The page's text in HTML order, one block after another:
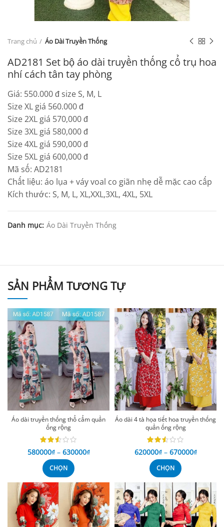
Trang chủ Áo Dài Truyền Thống
AD2181 Set bộ áo dài truyền thống cổ trụ hoa
nhí cách tân tay phòng
Giá: 550.000 đ size S, M, L
Size XL giá 560.000 đ
Size 2XL giá 570,000 đ
Size 3XL giá 580,000 đ
Size 4XL giá 590,000 đ
Size 5XL giá 600,000 đ
Mã số: AD2181
Chất liệu: áo lụa + váy voal co giãn nhẹ dễ mặc cao cấp
Kích thước: S, M, L, XL,XXL,3XL, 4XL, 5XL
Danh mục: Áo Dài Truyền Thống
SẢN PHẨM TƯƠNG TỰ
Áo dài truyền thống thổ cẩm quần
ống rộng
580000₫ – 630000₫
CHỌN
Áo dài 4 tà họa tiết hoa truyền thống
quần ống rộng
620000₫ – 670000₫
CHỌN